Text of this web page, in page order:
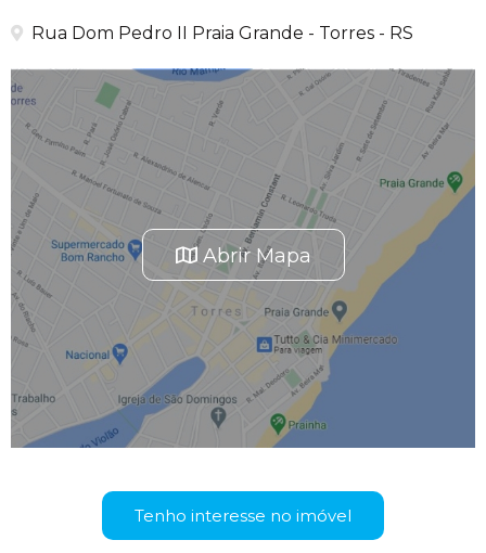
Rua Dom Pedro II Praia Grande - Torres - RS
Abrir Mapa
Tenho interesse no imóvel